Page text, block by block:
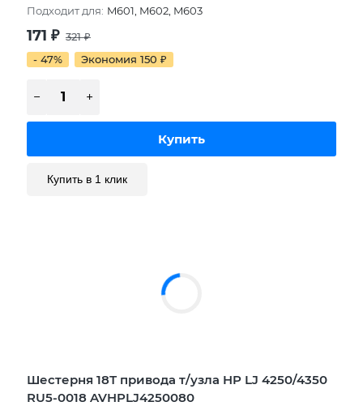
Подходит для: M601, M602, M603
171 ₽ 321₽
- 47%
Экономия 150 ₽
Купить в 1 клик
Шестерня 18Т привода т/узла HP LJ 4250/4350
RU5-0018 AVHPLJ4250080